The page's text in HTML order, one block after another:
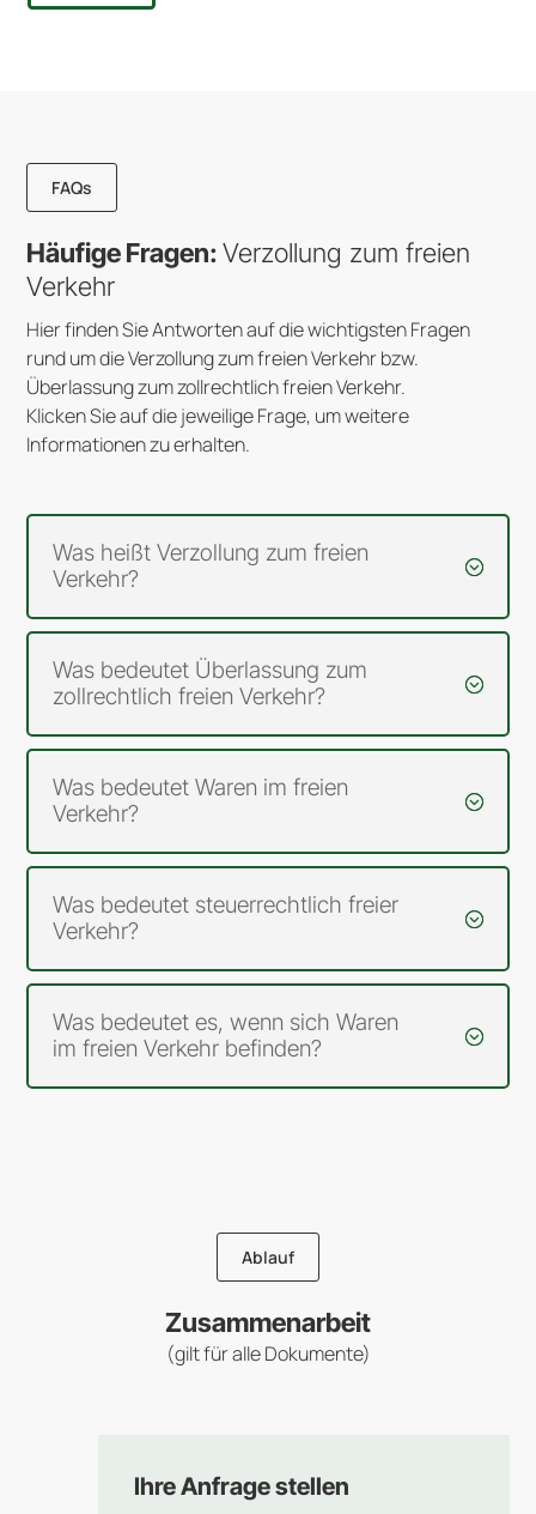
FAQs
Häufige Fragen:Verzollung zum freien
Verkehr
Hier finden Sie Antworten auf die wichtigsten Fragen
rund um die Verzollung zum freien Verkehr bzw.
Überlassung zum zollrechtlich freien Verkehr.
Klicken Sie auf die jeweilige Frage, um weitere
Informationen zu erhalten.
Was heißt Verzollung zum freien
Verkehr?
Was bedeutet Überlassung zum
zollrechtlich freien Verkehr?
Was bedeutet Waren im freien
Verkehr?
Was bedeutet steuerrechtlich freier
Verkehr?
Was bedeutet es, wenn sich Waren
im freien Verkehr befinden?
Ablauf
Zusammenarbeit
(gilt für alle Dokumente)
Ihre Anfrage stellen